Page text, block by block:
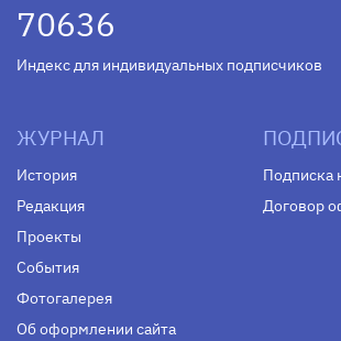
70636
Индекс для индивидуальных подписчиков
ЖУРНАЛ
История
Редакция
Проекты
События
Фотогалерея
Об оформлении сайта
Подписка
Договор